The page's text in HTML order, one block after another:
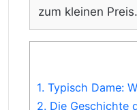
zum kleinen Preis.
1. Typisch Dame:
2. Die Geschichte